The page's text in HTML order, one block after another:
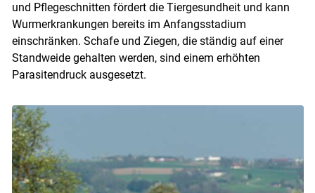
und Pflegeschnitten fördert die Tiergesundheit und kann
Wurmerkrankungen bereits im Anfangsstadium
einschränken. Schafe und Ziegen, die ständig auf einer
Standweide gehalten werden, sind einem erhöhten
Parasitendruck ausgesetzt.